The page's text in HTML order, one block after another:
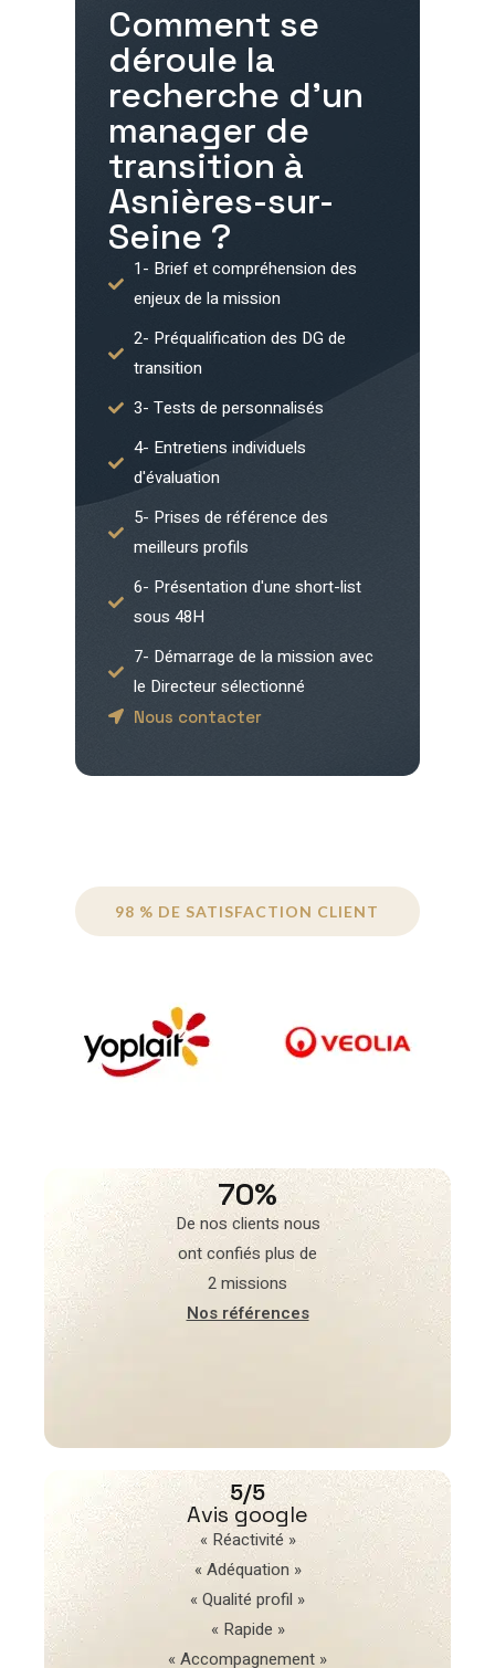
Comment se
déroule la
recherche d'un
manager de
transition à
Asnières-sur-
Seine ?
1- Brief et compréhension des
enjeux de la mission
2- Préqualification des DG de
transition
3- Tests de personnalisés
4- Entretiens individuels
d'évaluation
5- Prises de référence des
meilleurs profils
6- Présentation d'une short-list
sous 48H
7- Démarrage de la mission avec
le Directeur sélectionné
Nous contacter
98 % DE SATISFACTION CLIENT
70%
De nos clients nous
ont confiés plus de
2 missions
Nos références
5/5
Avis google
« Réactivité »
« Adéquation »
« Qualité profil »
« Rapide »
« Accompagnement »